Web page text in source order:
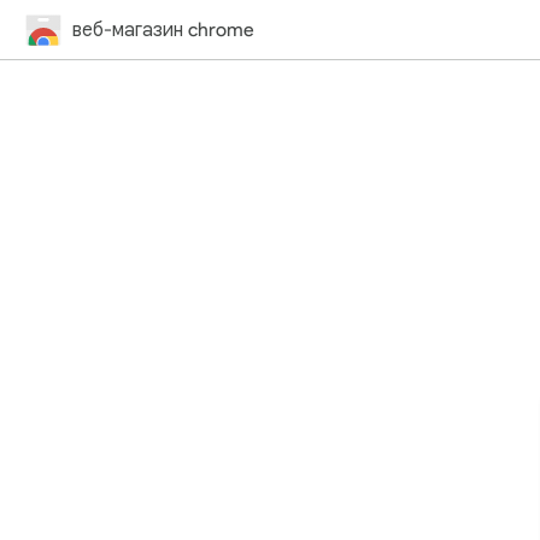
веб-магазин chrome